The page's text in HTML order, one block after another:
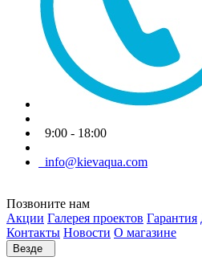
9:00 - 18:00
info@kievaqua.com
Позвоните нам
Акции Галерея проектов Гарантия
Контакты Новости О магазине
Везде